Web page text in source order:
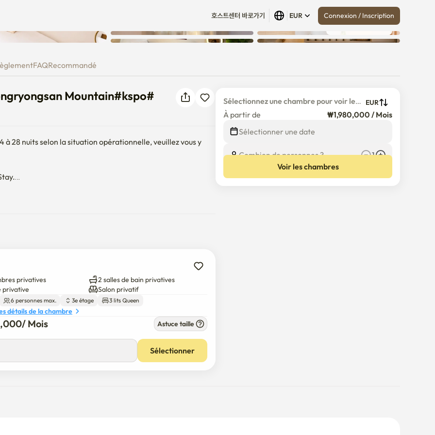
호스트센터 바로가기 EUR Connexion / Inscription
Mountain#kspo#
Tout afficher (18)
FAQRecommandé
Mountain#kspo#
28 nuits selon la situation opérationnelle, veuillez vous y
car il est proche de la gare de Sillim
Mountain.
locaux.
personnes (avec retrait immédiat en cas de violation)
privatives
2 salles de bain privatives
privative
Salon privatif
6 personnes max. 3e étage 3 lits Queen
détails de la chambre
/ Mois Astuce taille
Sélectionner
Sélectionnez une chambre pour voir le
prix détaillé
EUR
À partir de
₩1,980,000 / Mois
Sélectionner une date
Combien de personnes ?
1
Voir les chambres